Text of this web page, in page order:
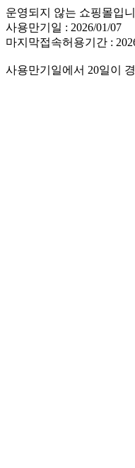
운영되지 않는 쇼핑몰입
사용만기일 : 2026/01/07
마지막접속허용기간 :
사용만기일에서 20일이